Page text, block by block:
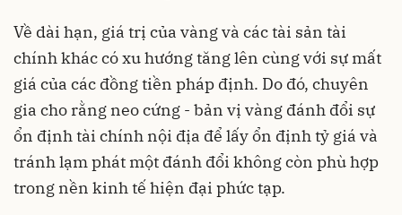
Về dài hạn, giá trị của vàng và các tài sản tài
chính khác có xu hướng tăng lên cùng với sự mất
giá của các đồng tiền pháp định. Do đó, chuyên
gia cho rằng neo cứng - bản vị vàng đánh đổi sự
ổn định tài chính nội địa để lấy ổn định tỷ giá và
tránh lạm phát một đánh đổi không còn phù hợp
trong nền kinh tế hiện đại phức tạp.